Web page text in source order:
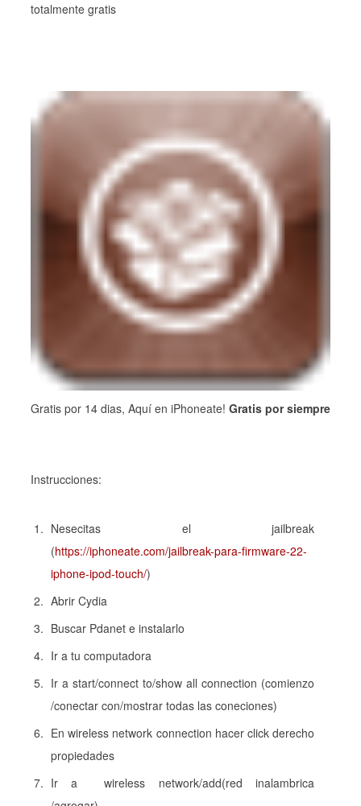
totalmente gratis
Gratis por 14 dias, Aquí en iPhoneate! Gratis por siempre
Instrucciones:
Nesecitas el jailbreak
(https://iphoneate.com/jailbreak-para-firmware-22-
iphone-ipod-touch/)
Abrir Cydia
Buscar Pdanet e instalarlo
Ir a tu computadora
Ir a start/connect to/show all connection (comienzo
/conectar con/mostrar todas las coneciones)
En wireless network connection hacer click derecho
propiedades
Ir a wireless network/add(red inalambrica